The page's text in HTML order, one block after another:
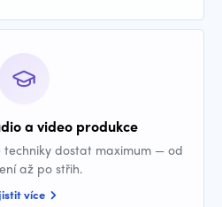
a video produkce
techniky dostat maximum — od
až po střih.
více